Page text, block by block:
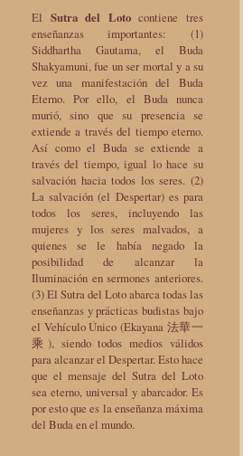
El Sutra del Lotocontiene tres
enseñanzas importantes: (1)
Siddhartha Gautama, el Buda
Shakyamuni, fue un ser mortal y a su
vez una manifestación del Buda
Eterno. Por ello, el Buda nunca
murió, sino que su presencia se
extiende a través del tiempo eterno.
Así como el Buda se extiende a
través del tiempo, igual lo hace su
salvación hacia todos los seres. (2)
La salvación (el Despertar) es para
todos los seres, incluyendo las
mujeres y los seres malvados, a
quienes se le había negado la
posibilidad de alcanzar la
Iluminación en sermones anteriores.
(3) El Sutra del Loto abarca todas las
enseñanzas y prácticas budistas bajo
el Vehículo Único (Ekayana 法華一
乘), siendo todos medios válidos
para alcanzar el Despertar. Esto hace
que el mensaje del Sutra del Loto
sea eterno, universal y abarcador. Es
por esto que es la enseñanza máxima
del Buda en el mundo.